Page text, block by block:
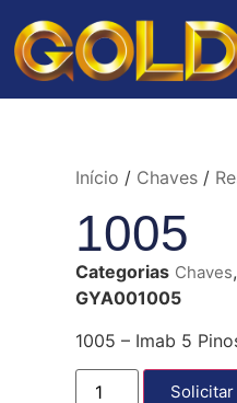
Início / Chaves/
1005
Categorias Chaves,
GYA001005
1005 – Imab 5